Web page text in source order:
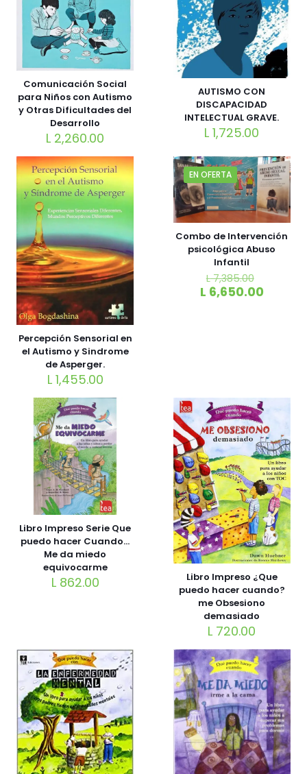
Comunicación Social
para Niños con Autismo
y Otras Dificultades del
Desarrollo
L 2,260.00
AUTISMO CON
DISCAPACIDAD
INTELECTUAL GRAVE.
L 1,725.00
Percepción Sensorial en
el Autismo y Sindrome
de Asperger.
L1,455.00
EN OFERTA
Combo de Intervención
psicológica Abuso
Infantil
L7,385.00
L 6,650.00
Libro Impreso Serie Que
puedo hacer Cuando…
Me da miedo
equivocarme
L862.00
Libro Impreso ¿Que
puedo hacer cuando?
me Obsesiono
demasiado
L 720.00